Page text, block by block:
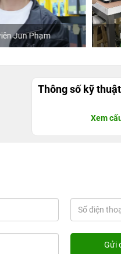
Phạm
Thông số kỹ thuật
Xem